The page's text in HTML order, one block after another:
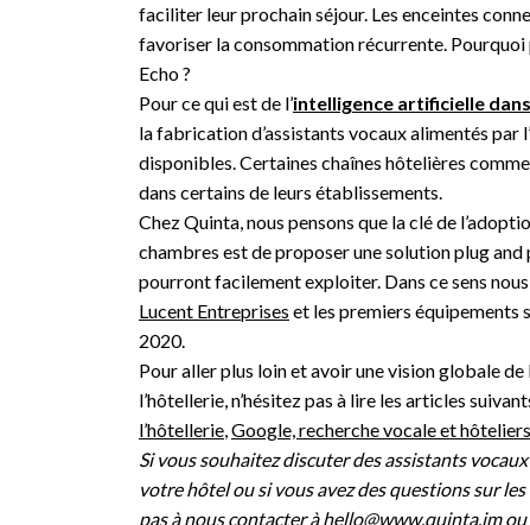
faciliter leur prochain séjour. Les enceintes
favoriser la consommation récurrente. Pourquoi
Echo ?
Pour ce qui est de l’intelligence artificielle
la fabrication d’assistants vocaux alimentés par
disponibles. Certaines chaînes hôtelières
dans certains de leurs établissements.
Chez Quinta, nous pensons que la clé de
chambres est de proposer une solution plug
pourront facilement exploiter. Dans ce sens
Lucent Entreprises et les premiers équipements
2020.
Pour aller plus loin et avoir une vision globale
l’hôtellerie, n’hésitez pas à lire les articles
l’hôtellerie,Google, recherche vocale et hôteliers
Si vous souhaitez discuter des assistants
votre hôtel ou si vous avez des questions sur
pas à nous contacter àhello@www.quinta.imou